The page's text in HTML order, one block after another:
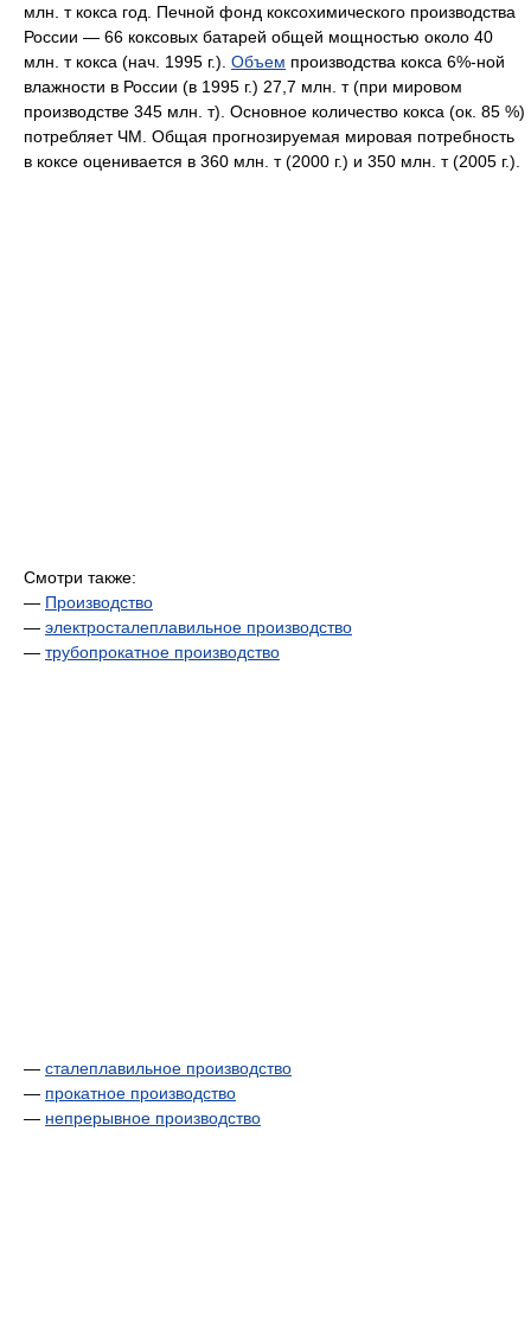
млн. т кокса год. Печной фонд коксохимического производства
России — 66 коксовых батарей общей мощностью около 40
млн. т кокса (нач. 1995 г.). Объем производства кокса 6%-ной
влажности в России (в 1995 г.) 27,7 млн. т (при мировом
производстве 345 млн. т). Основное количество кокса (ок. 85 %)
потребляет ЧМ. Общая прогнозируемая мировая потребность
в коксе оценивается в 360 млн. т (2000 г.) и 350 млн. т (2005 г.).
Смотри также:
— Производство
— электросталеплавильное производство
— трубопрокатное производство
— сталеплавильное производство
— прокатное производство
— непрерывное производство